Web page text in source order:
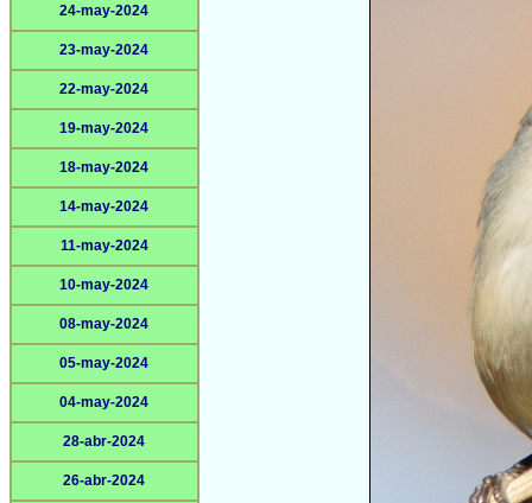
24-may-2024
23-may-2024
22-may-2024
19-may-2024
18-may-2024
14-may-2024
11-may-2024
10-may-2024
08-may-2024
05-may-2024
04-may-2024
28-abr-2024
26-abr-2024